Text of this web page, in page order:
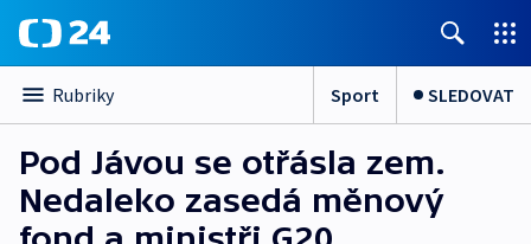
Rubriky Sport SLEDOVAT
Pod Jávou se otřásla zem.
Nedaleko zasedá měnový